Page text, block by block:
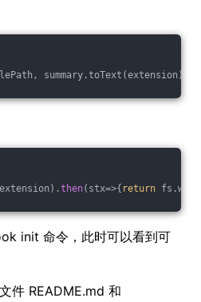
summary.toText(extension));
then(stx=>{ return
init 命令，此时可以看到可
件 README.md 和